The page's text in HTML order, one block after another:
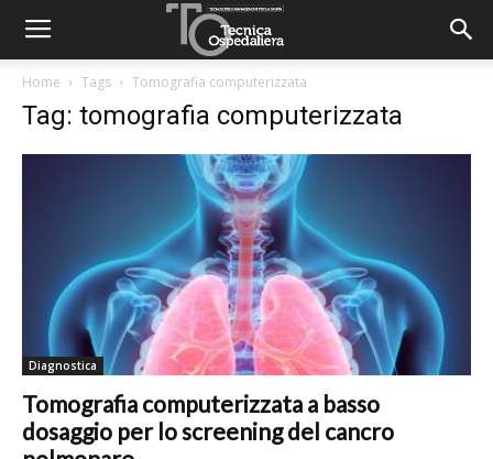
Home Tags Tomografia computerizzata
Tag: tomografia computerizzata
Diagnostica
Tomografia computerizzata a basso
dosaggio per lo screening del cancro